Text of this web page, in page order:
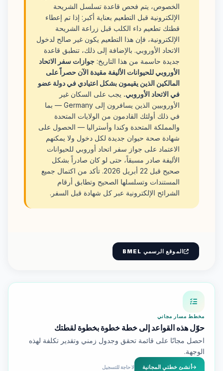
الخصوص، يتم فحص قاعدة تسلسل الشريحة
الإلكترونية قبل التطعيم بعناية أكبر: إذا تم إعطاء
قطتك تطعيم داء الكلب قبل زراعة الشريحة
الإلكترونية، فإن هذا التطعيم يكون غير صالح لدخول
الاتحاد الأوروبي. بالإضافة إلى ذلك، تنطبق قاعدة
جديدة حاسمة من هذا التاريخ: جوازات سفر الاتحاد
الأوروبي للحيوانات الأليفة مقيدة الآن حصراً على
المالكين الذين يقيمون بشكل اعتيادي في دولة عضو
في الاتحاد الأوروبي. يجب على السكان غير
الأوروبيين الذين يسافرون إلى Germany — بما
في ذلك أولئك القادمون من الولايات المتحدة
والمملكة المتحدة وكندا وأستراليا — الحصول على
شهادة صحة حيوان جديدة لكل دخول ولا يمكنهم
الاعتماد على جواز سفر اتحاد أوروبي للحيوانات
الأليفة صادر مسبقاً، حتى لو كان صادراً بشكل
صحيح قبل 22 أبريل 2026. تأكد من اكتمال جميع
المستندات وتسلسلها الصحيح وتطابق أرقام
الشرائح الإلكترونية عبر كل شهادة قبل السفر.
الموقع الرسمي BMEL
مخطط مسار مجاني
حوّل هذه القواعد إلى خطة خطوة بخطوة لقطتك
احصل مجانًا على قائمة تحقق وجدول زمني وتقدير تكلفة لهذه
الوجهة.
أنشئ خطتي المجانية لا حاجة للتسجيل